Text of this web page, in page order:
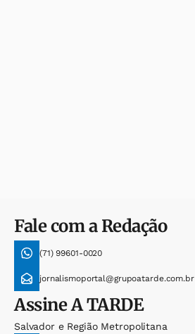
Fale com a Redação
(71) 99601-0020
jornalismoportal@grupoatarde.com.br
AssineA TARDE
Salvador e Região Metropolitana